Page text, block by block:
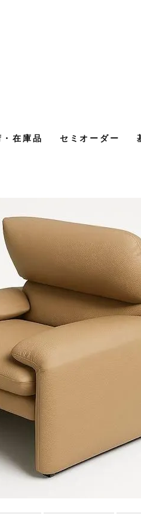
在庫品 セミオーダー